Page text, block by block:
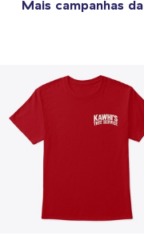
Mais campanhas da